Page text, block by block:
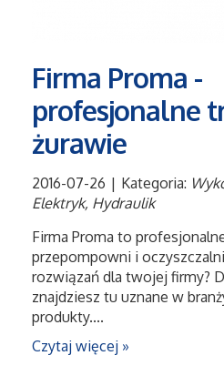
Sprzątanie,
Serwis
Noclegi
Firma Proma -
profesjonalne
żurawie
2016-07-26 | Kategoria:
Elektryk, Hydraulik
Firma Proma to
przepompowni i
rozwiązań dla twojej firmy?
znajdziesz tu uznane w
produkty....
Czytaj więcej »